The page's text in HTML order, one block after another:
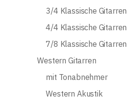
3/4 Klassische Gitarren
4/4 Klassische Gitarren
7/8 Klassische Gitarren
Western Gitarren
mit Tonabnehmer
Western Akustik